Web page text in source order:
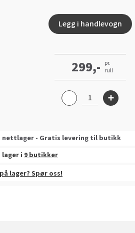
Legg i handlevogn
299,- pr.
rull
nettlager - Gratis levering til butikk
lager i9 butikker
lager? Spør oss!